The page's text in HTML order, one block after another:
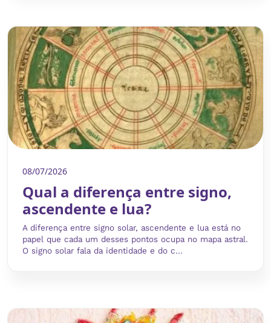
08/07/2026
Qual a diferença entre signo,
ascendente e lua?
A diferença entre signo solar, ascendente e lua está no
papel que cada um desses pontos ocupa no mapa astral.
O signo solar fala da identidade e do c...